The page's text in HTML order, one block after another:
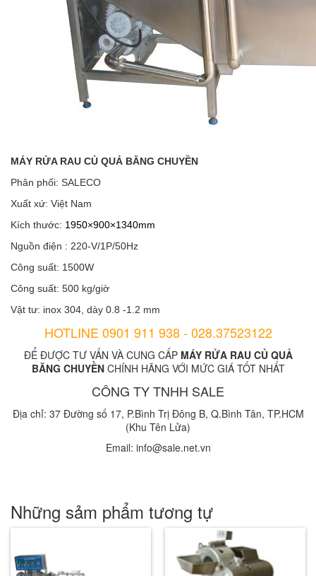
MÁY RỬA RAU CỦ QUẢ BĂNG CHUYỀN
Phân phối: SALECO
Xuất xứ: Việt Nam
Kích thước: 1950×900×1340mm
Nguồn điện : 220-V/1P/50Hz
Công suất: 1500W
Công suất: 500 kg/giờ
Vật tư: inox 304, dày 0.8 -1.2 mm
HOTLINE 0901 911 938 - 028.37523122
ĐỂ ĐƯỢC TƯ VẤN VÀ CUNG CẤP MÁY RỬA RAU CỦ QUẢ
BĂNG CHUYỀNCHÍNH HÃNG VỚI MỨC GIÁ TỐT NHẤT
CÔNG TY TNHH SALE
Địa chỉ: 37 Đường số 17, P.Bình Trị Đông B, Q.Bình Tân, TP.HCM
(Khu Tên Lửa)
Email: info@sale.net.vn
Những sảm phẩm tương tự